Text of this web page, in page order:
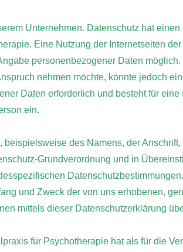
Unternehmen. Datenschutz hat
Eine Nutzung der Internetseiten
personenbezogener Daten
nehmen möchte, könnte jedoch
Daten erforderlich und besteht für
ein.
des Namens, der
Grundverordnung und in
und Zweck der von uns erhobenen,
mittels dieser Datenschutzerklärung
für Psychotherapie hat als für die